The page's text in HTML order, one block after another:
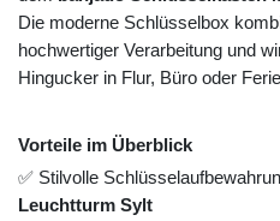
Die moderne Schlüsselbox
hochwertiger Verarbeitung und
Hingucker in Flur, Büro oder
Vorteile im Überblick
✅ Stilvolle
Leuchtturm Sylt